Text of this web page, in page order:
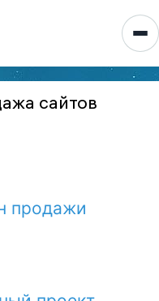
сайтов
продажи